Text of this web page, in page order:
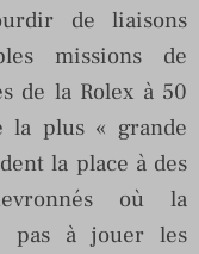
de liaisons
missions de
de la Rolex à 50
la plus « grande
la place à des
où la
pas à jouer les